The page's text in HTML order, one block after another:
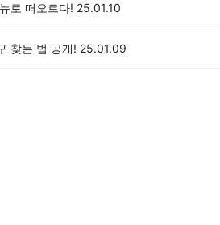
로 떠오르다! 25.01.10
찾는 법 공개! 25.01.09